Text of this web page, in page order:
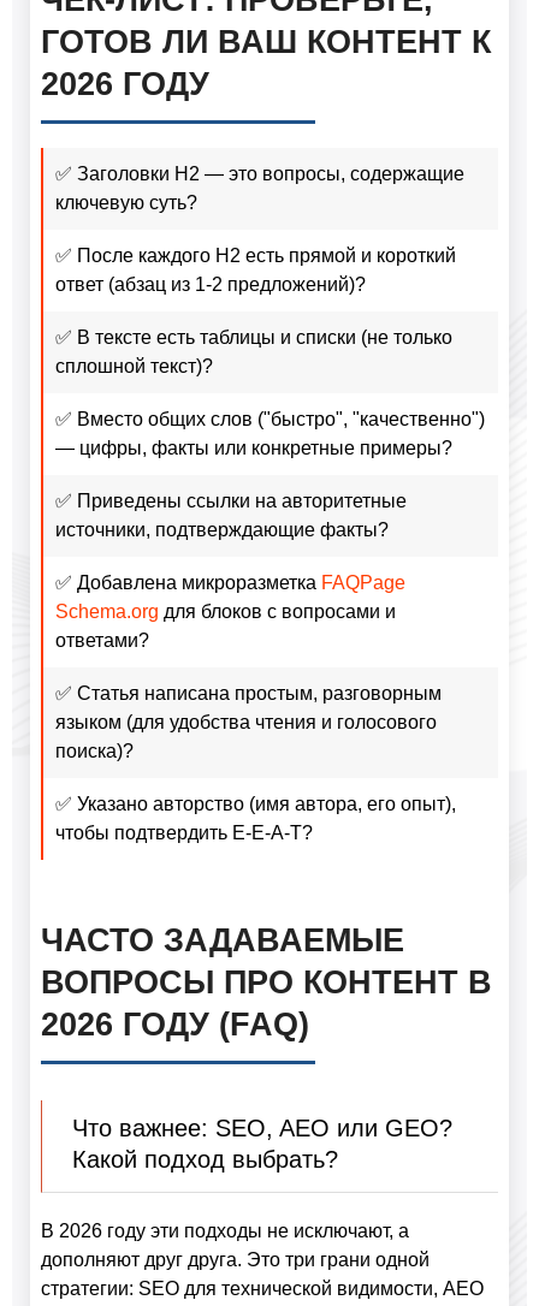
ГОТОВ ЛИ ВАШ КОНТЕНТ К
2026 ГОДУ
✅ Заголовки H2 — это вопросы, содержащие
ключевую суть?
✅ После каждого H2 есть прямой и короткий
ответ (абзац из 1-2 предложений)?
✅ В тексте есть таблицы и списки (не только
сплошной текст)?
✅ Вместо общих слов ("быстро", "качественно")
— цифры, факты или конкретные примеры?
✅ Приведены ссылки на авторитетные
источники, подтверждающие факты?
✅ Добавлена микроразметка FAQPage
Schema.org для блоков с вопросами и
ответами?
✅ Статья написана простым, разговорным
языком (для удобства чтения и голосового
поиска)?
✅ Указано авторство (имя автора, его опыт),
чтобы подтвердить E-E-A-T?
ЧАСТО ЗАДАВАЕМЫЕ
ВОПРОСЫ ПРО КОНТЕНТ В
2026 ГОДУ (FAQ)
Что важнее: SEO, AEO или GEO?
Какой подход выбрать?
В 2026 году эти подходы не исключают, а
дополняют друг друга. Это три грани одной
стратегии: SEO для технической видимости, AEO